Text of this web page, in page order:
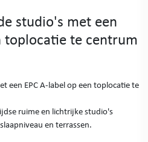
studio's met een
toplocatie te centrum
een EPC A-label op een toplocatie te
ruime en lichtrijke studio's
en terrassen.